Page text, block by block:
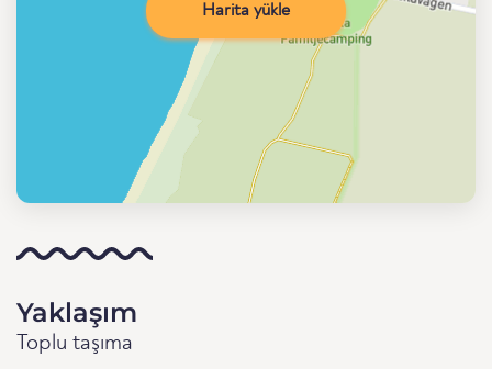
Harita yükle
Yaklaşım
Toplu taşıma